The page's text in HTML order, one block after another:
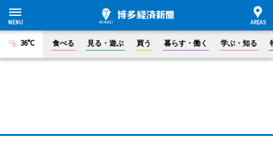
36°C 食べる 見る・遊ぶ 買う 暮らす・働く 学ぶ・知る